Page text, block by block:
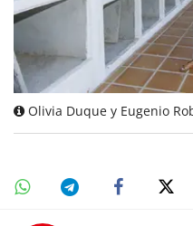
Olivia Duque y Eugenio